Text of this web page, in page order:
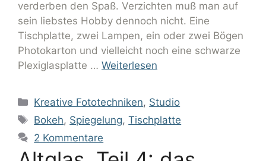
verderben den Spaß. Verzichten muß man auf
sein liebstes Hobby dennoch nicht. Eine
Tischplatte, zwei Lampen, ein oder zwei Bögen
Photokarton und vielleicht noch eine schwarze
Plexiglasplatte … Weiterlesen
Kreative Fototechniken, Studio
Bokeh, Spiegelung,Tischplatte
2 Kommentare